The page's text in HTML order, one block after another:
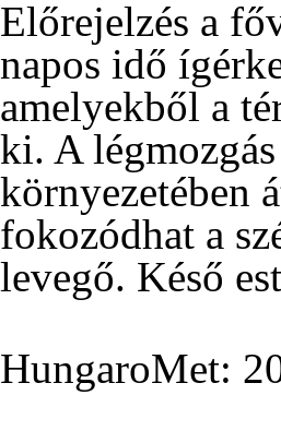
Előrejelzés a
napos idő
amelyekből a
ki. A
környezetében
fokozódhat a
levegő. Késő
HungaroMet: